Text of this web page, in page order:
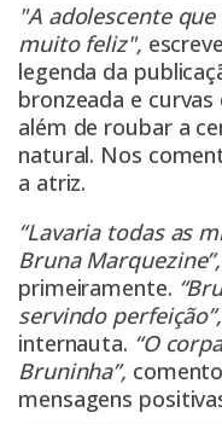
"A adolescente
muito feliz",
legenda da
bronzeada e
além de roubar a
natural. Nos
a atriz.
“Lavaria todas as
Bruna Marquezine”,
primeiramente.
servindo perfeição”,
internauta. “O
Bruninha”,
mensagens